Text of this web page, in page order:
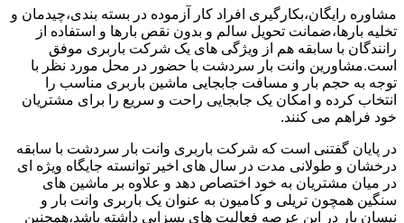
مشاوره رایگان،بکارگیری افراد کار آزموده در بسته بندی،چیدمان و
تخلیه بارها،ضمانت تحویل سالم و بدون نقص بارها و استفاده از
رانندگان با سابقه هم از ویژگی های یک شرکت باربری موفق
است.مشاورین وانت بار سردشت با حضور در محل مورد نظر با
توجه به حجم بار و مسافت جابجایی ماشین باربری مناسب را
انتخاب کرده و امکان یک جابجایی راحت و سریع را برای مشتریان
خود فراهم می کنند.
در پایان گفتنی است که شرکت باربری وانت بار سردشت با سابقه
درخشان و طولانی مدت در سال های اخیر توانسته جایگاه ویژه ای
در میان مشتریان به خود اختصاص دهد و علاوه بر ماشین های
سنگین همچون تریلی و کامیون به عنوان یک باربری وانت بار و
نیسان بار در این عرصه فعالیت های بسزایی داشته باشد،همچنین